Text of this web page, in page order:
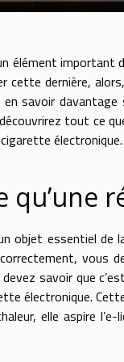
élément important
cette dernière,
savoir
tout ce
électronique.
qu’une
objet essentiel de
vous
savoir que
électronique.
elle aspire